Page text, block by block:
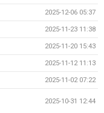
2025-12-06 05:37
2025-11-23 11:38
2025-11-20 15:43
2025-11-12 11:13
2025-11-02 07:22
2025-10-31 12:44